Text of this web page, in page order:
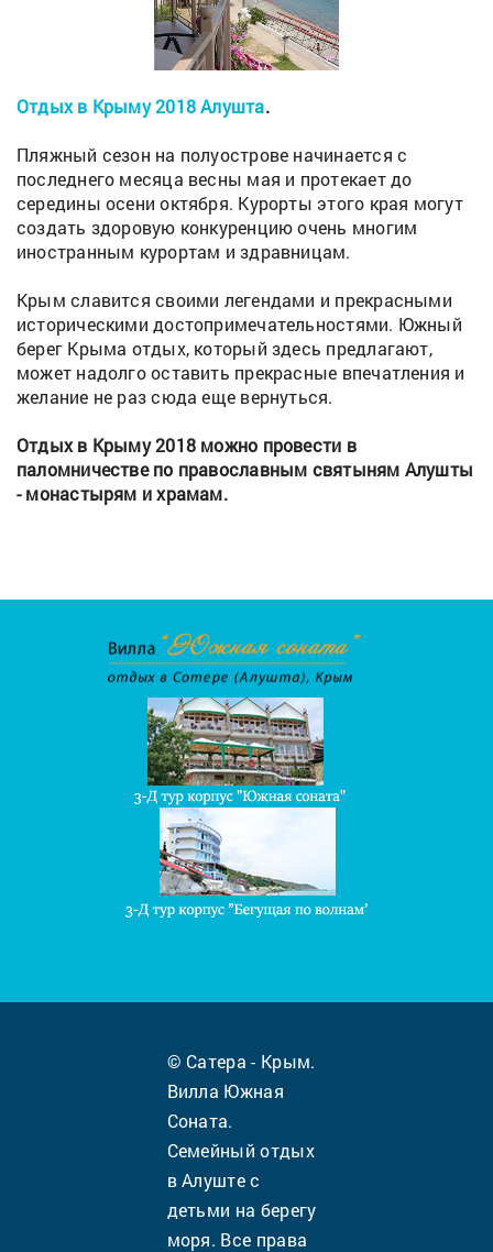
Отдых в Крыму 2018 Алушта.
Пляжный сезон на полуострове начинается с
последнего месяца весны мая и протекает до
середины осени октября. Курорты этого края могут
создать здоровую конкуренцию очень многим
иностранным курортам и здравницам.
Крым славится своими легендами и прекрасными
историческими достопримечательностями. Южный
берег Крыма отдых, который здесь предлагают,
может надолго оставить прекрасные впечатления и
желание не раз сюда еще вернуться.
Отдых в Крыму 2018 можно провести в
паломничестве по православным святыням Алушты
- монастырям и храмам.
© Сатера - Крым.
Вилла Южная
Соната.
Семейный отдых
в Алуште с
детьми на берегу
моря. Все права